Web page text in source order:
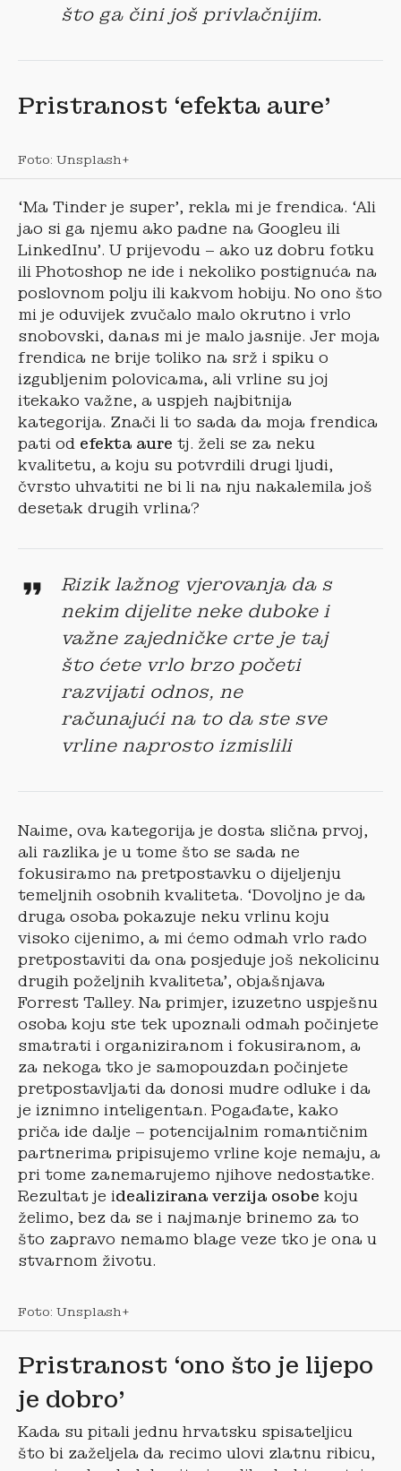
što ga čini još privlačnijim.
Pristranost ‘efekta aure’
Foto: Unsplash+
‘Ma Tinder je super’, rekla mi je frendica. ‘Ali
jao si ga njemu ako padne na Googleu ili
LinkedInu’. U prijevodu – ako uz dobru fotku
ili Photoshop ne ide i nekoliko postignuća na
poslovnom polju ili kakvom hobiju. No ono što
mi je oduvijek zvučalo malo okrutno i vrlo
snobovski, danas mi je malo jasnije. Jer moja
frendica ne brije toliko na srž i spiku o
izgubljenim polovicama, ali vrline su joj
itekako važne, a uspjeh najbitnija
kategorija. Znači li to sada da moja frendica
pati od efekta aure tj. želi se za neku
kvalitetu, a koju su potvrdili drugi ljudi,
čvrsto uhvatiti ne bi li na nju nakalemila još
desetak drugih vrlina?
Rizik lažnog vjerovanja da s
nekim dijelite neke duboke i
važne zajedničke crte je taj
što ćete vrlo brzo početi
razvijati odnos, ne
računajući na to da ste sve
vrline naprosto izmislili
Naime, ova kategorija je dosta slična prvoj,
ali razlika je u tome što se sada ne
fokusiramo na pretpostavku o dijeljenju
temeljnih osobnih kvaliteta. ‘Dovoljno je da
druga osoba pokazuje neku vrlinu koju
visoko cijenimo, a mi ćemo odmah vrlo rado
pretpostaviti da ona posjeduje još nekolicinu
drugih poželjnih kvaliteta’, objašnjava
Forrest Talley. Na primjer, izuzetno uspješnu
osoba koju ste tek upoznali odmah počinjete
smatrati i organiziranom i fokusiranom, a
za nekoga tko je samopouzdan počinjete
pretpostavljati da donosi mudre odluke i da
je iznimno inteligentan. Pogađate, kako
priča ide dalje – potencijalnim romantičnim
partnerima pripisujemo vrline koje nemaju, a
pri tome zanemarujemo njihove nedostatke.
Rezultat je idealizirana verzija osobe koju
želimo, bez da se i najmanje brinemo za to
što zapravo nemamo blage veze tko je ona u
stvarnom životu.
Foto: Unsplash+
Pristranost ‘ono što je lijepo
je dobro’
Kada su pitali jednu hrvatsku spisateljicu
što bi zaželjela da recimo ulovi zlatnu ribicu,